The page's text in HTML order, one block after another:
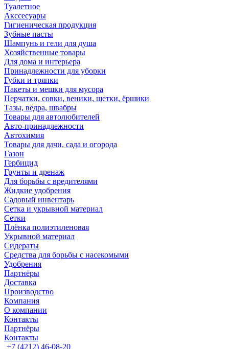
Туалетное
Акссесуары
Гигиеническая продукция
Зубные пасты
Шампунь и гели для душа
Хозяйственные товары
Для дома и интерьера
Принадлежности для уборки
Губки и тряпки
Пакеты и мешки для мусора
Перчатки, совки, веники, щетки, ёршики
Тазы, ведра, швабры
Товары для автолюбителей
Авто-принадлежности
Автохимия
Товары для дачи, сада и огорода
Газон
Гербицид
Грунты и дренаж
Для борьбы с вредителями
Жидкие удобрения
Садовый инвентарь
Сетка и укрывной материал
Сетки
Плёнка полиэтиленовая
Укрывной материал
Сидераты
Средства для борьбы с насекомыми
Удобрения
Партнёры
Доставка
Производство
Компания
О компании
Контакты
Партнёры
Контакты
+7 (4212) 46-08-20